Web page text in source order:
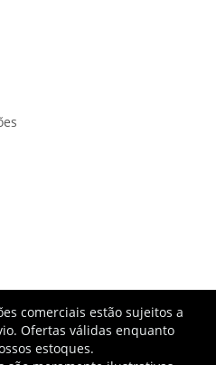
comerciais estão sujeitos a
Ofertas válidas enquanto
estoques.